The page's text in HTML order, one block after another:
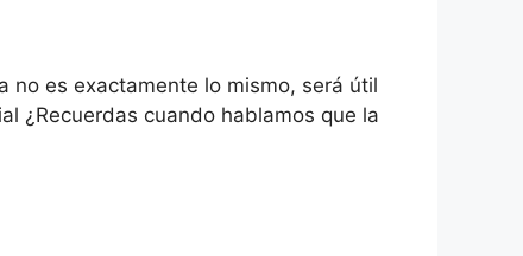
no es exactamente lo mismo, será útil
¿Recuerdas cuando hablamos que la